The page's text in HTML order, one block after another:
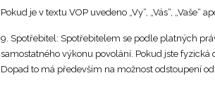
Pokud je v textu VOP uvedeno „Vy“, „Vás“, „Vaše“
9. Spotřebitel: Spotřebitelem se podle platných
samostatného výkonu povolání. Pokud jste
Dopad to má především na možnost odstoupení